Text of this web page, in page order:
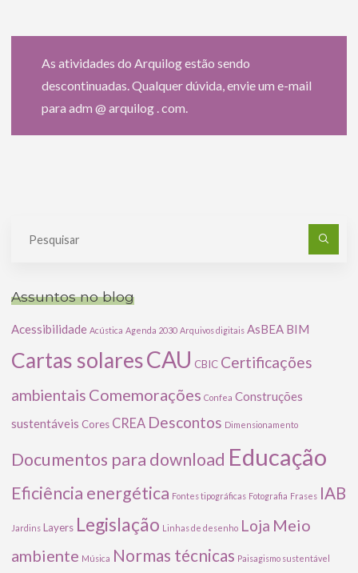
As atividades do Arquilog estão sendo
descontinuadas. Qualquer dúvida, envie um e-mail
para adm @ arquilog . com.
Assuntos no blog
Acessibilidade Acústica Agenda 2030 Arquivos digitais AsBEA BIM
Cartas solaresCAU CBIC Certificações
ambientais Comemorações Confea Construções
sustentáveis Cores CREA Descontos Dimensionamento
Documentos para download Educação
Eficiência energética Fontes tipográficas Fotografia Frases IAB
Jardins Layers Legislação Linhas de desenho Loja Meio
ambiente Música Normas técnicas Paisagismo sustentável